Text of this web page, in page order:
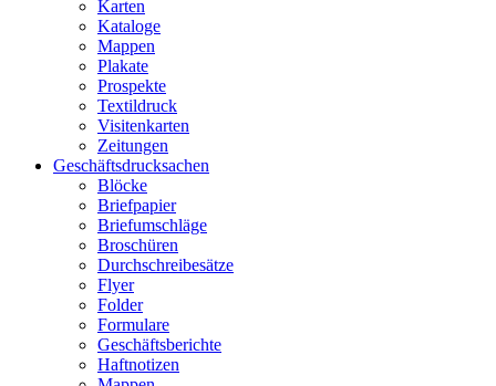
Karten
Kataloge
Mappen
Plakate
Prospekte
Textildruck
Visitenkarten
Zeitungen
Geschäftsdrucksachen
Blöcke
Briefpapier
Briefumschläge
Broschüren
Durchschreibesätze
Flyer
Folder
Formulare
Geschäftsberichte
Haftnotizen